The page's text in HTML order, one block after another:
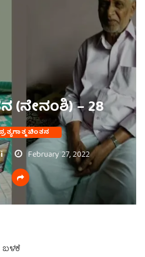
(ನೇನಂಶಿ) – 28
ಚಿಂತನ
February 27, 2022
ಬಳಕೆ